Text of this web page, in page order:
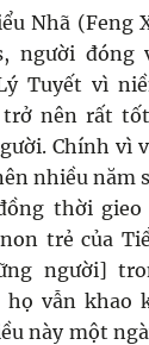
Nhã (Feng
người đóng
Tuyết vì
nên rất
Chính vì
nhiều năm
thời
trẻ của
người]
họ vẫn khao
này một